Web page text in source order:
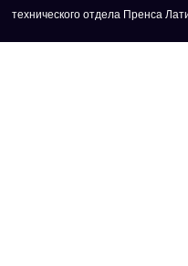
технического отдела Пренса